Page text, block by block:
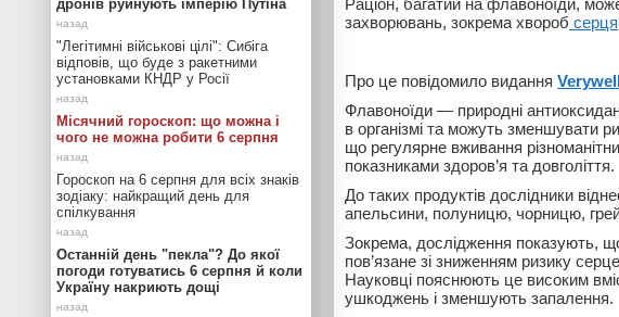
Раціон, багатий на флавоноїди,
захворювань, зокрема хвороб серця
Про це повідомило видання
Флавоноїди — природні
в організмі та можуть зменшувати
що регулярне вживання
показниками здоров’я та довголіття.
До таких продуктів дослідники
апельсини, полуницю, чорницю,
Зокрема, дослідження показують,
пов’язане зі зниженням ризику
Науковці пояснюють це високим
ушкоджень і зменшують запалення.
дронів руйнують імперію Путіна
"Легітимні військові цілі": Сибіга
відповів, що буде з ракетними
установками КНДР у Росії
Місячний гороскоп: що можна і
чого не можна робити 6 серпня
Гороскоп на 6 серпня для всіх знаків
зодіаку: найкращий день для
спілкування
Останній день "пекла"? До якої
погоди готуватись 6 серпня й коли
Україну накриють дощі